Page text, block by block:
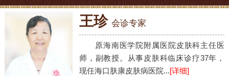
王珍 会诊专家
原海南医学院附属医院皮肤科主任医
师，副教授。从事皮肤科临床诊疗37年，
现任海口肤康皮肤病医院...[详细]